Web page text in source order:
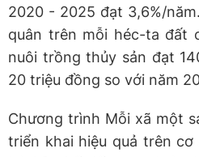
2020 - 2025 đạt 3,6%/
quân trên mỗi héc-ta đất
nuôi trồng thủy sản đạt
20 triệu đồng so với năm
Chương trình Mỗi xã một
triển khai hiệu quả trên